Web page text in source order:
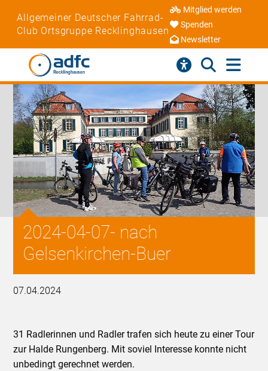
Allgemeiner Deutscher Fahrrad-
Club Ortsgruppe Recklinghausen
Mitglied werden
Spenden
Newsletter
2024-04-07- nach
Gelsenkirchen-Buer
07.04.2024
31 Radlerinnen und Radler trafen sich heute zu einer Tour
zur Halde Rungenberg. Mit soviel Interesse konnte nicht
unbedingt gerechnet werden.